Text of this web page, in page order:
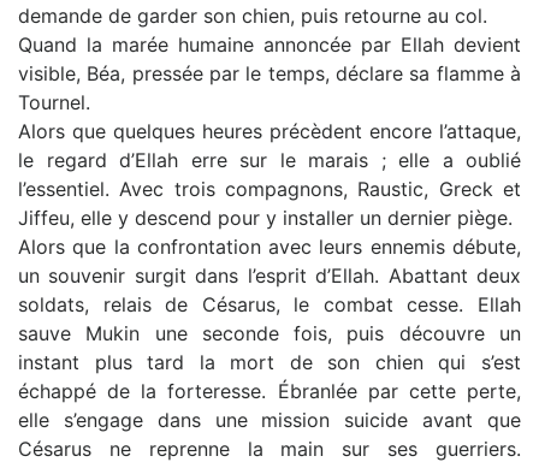
demande de garder son chien, puis retourne au col.
Quand la marée humaine annoncée par Ellah devient
visible, Béa, pressée par le temps, déclare sa flamme à
Tournel.
Alors que quelques heures précèdent encore l’attaque,
le regard d’Ellah erre sur le marais ; elle a oublié
l’essentiel. Avec trois compagnons, Raustic, Greck et
Jiffeu, elle y descend pour y installer un dernier piège.
Alors que la confrontation avec leurs ennemis débute,
un souvenir surgit dans l’esprit d’Ellah. Abattant deux
soldats, relais de Césarus, le combat cesse. Ellah
sauve Mukin une seconde fois, puis découvre un
instant plus tard la mort de son chien qui s’est
échappé de la forteresse. Ébranlée par cette perte,
elle s’engage dans une mission suicide avant que
Césarus ne reprenne la main sur ses guerriers.